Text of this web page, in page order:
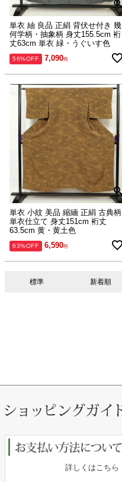
単衣 紬 良品 正絹 背伏せ付き 幾
何学柄・抽象柄 身丈155.5cm 裄
丈63cm 単衣 緑・うぐいす色
56%OFF 7,090
単衣 小紋 美品 縮緬 正絹 古典柄
単衣仕立て 身丈151cm 裄丈
63.5cm 黄・黄土色
63%OFF 6,590
標準 新着順
詳しくはこちら